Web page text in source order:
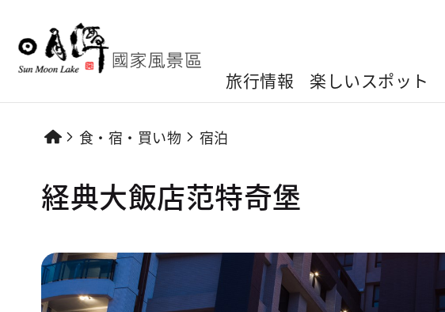
旅行情報 楽しいスポット
食・宿・買い物 宿泊
経典大飯店范特奇堡